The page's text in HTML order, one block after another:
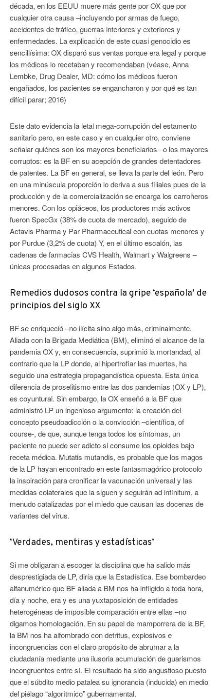
década, en los EEUU muere más gente por OX que por
cualquier otra causa –incluyendo por armas de fuego,
accidentes de tráfico, guerras interiores y exteriores y
enfermedades. La explicación de este cuasi genocidio es
sencillísima: OX disparó sus ventas porque era legal y porque
los médicos lo recetaban y recomendaban (véase, Anna
Lembke, Drug Dealer, MD: cómo los médicos fueron
engañados, los pacientes se engancharon y por qué es tan
difícil parar; 2016)
Este dato evidencia la letal mega-corrupción del estamento
sanitario pero, en este caso y en cualquier otro, conviene
señalar quiénes son los mayores beneficiarios –o los mayores
corruptos: es la BF en su acepción de grandes detentadores
de patentes. La BF en general, se lleva la parte del león. Pero
en una minúscula proporción lo deriva a sus filiales pues de la
producción y de la comercialización se encarga los carroñeros
menores. Con los opiáceos, los productores más activos
fueron SpecGx (38% de cuota de mercado), seguido de
Actavis Pharma y Par Pharmaceutical con cuotas menores y
por Purdue (3,2% de cuota) Y, en el último escalón, las
cadenas de farmacias CVS Health, Walmart y Walgreens –
únicas procesadas en algunos Estados.
Remedios dudosos contra la gripe ‘española’ de
principios del siglo XX
BF se enriqueció –no ilícita sino algo más, criminalmente.
Aliada con la Brigada Mediática (BM), eliminó el alcance de la
pandemia OX y, en consecuencia, suprimió la mortandad, al
contrario que la LP donde, al hipertrofiar las muertes, ha
seguido una estrategia propagandística opuesta. Esta única
diferencia de proselitismo entre las dos pandemias (OX y LP),
es coyuntural. Sin embargo, la OX enseñó a la BF que
administró LP un ingenioso argumento: la creación del
concepto pseudoadicción o la convicción –científica, of
course-, de que, aunque tenga todos los síntomas, un
paciente no puede ser adicto si consume los opioides bajo
receta médica. Mutatis mutandis, es probable que los magos
de la LP hayan encontrado en este fantasmagórico protocolo
la inspiración para cronificar la vacunación universal y las
medidas colaterales que la siguen y seguirán ad infinitum, a
menudo catalizadas por el miedo que causan las docenas de
variantes del virus.
‘Verdades, mentiras y estadísticas’
Si me obligaran a escoger la disciplina que ha salido más
desprestigiada de LP, diría que la Estadística. Ese bombardeo
alfanumérico que BF aliada a BM nos ha infligido a toda hora,
día y noche, era y es una yuxtaposición de entidades
heterogéneas de imposible comparación entre ellas –no
digamos homologación. En su papel de mamporrera de la BF,
la BM nos ha alfombrado con detritus, explosivos e
incongruencias con el claro propósito de abrumar a la
ciudadanía mediante una ilusoria acumulación de guarismos
incongruentes entre sí. El resultado ha sido angustioso puesto
que el súbdito medio patalea su ignorancia (inducida) en medio
del piélago “algorítmico” gubernamental.